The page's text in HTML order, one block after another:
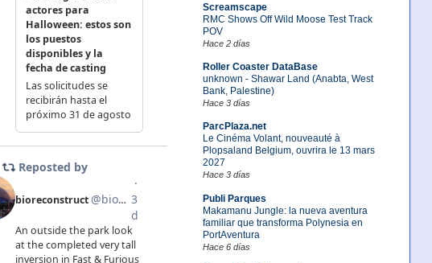
Screamscape
RMC Shows Off Wild Moose Test Track
POV
Hace 2 días
Roller Coaster DataBase
unknown - Shawar Land (Anabta, West
Bank, Palestine)
Hace 3 días
ParcPlaza.net
Le Cinéma Volant, nouveauté à
Plopsaland Belgium, ouvrira le 13 mars
2027
Hace 3 días
Publi Parques
Makamanu Jungle: la nueva aventura
familiar que transforma Polynesia en
PortAventura
Hace 6 días